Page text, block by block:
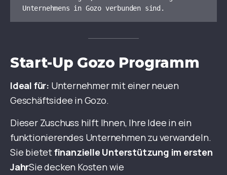
Unternehmens in Gozo verbunden sind.
Start-Up Gozo Programm
Ideal für: Unternehmer mit einer neuen
Geschäftsidee in Gozo.
Dieser Zuschuss hilft Ihnen, Ihre Idee in ein
funktionierendes Unternehmen zu verwandeln.
Sie bietetfinanzielle Unterstützung im ersten
JahrSie decken Kosten wie